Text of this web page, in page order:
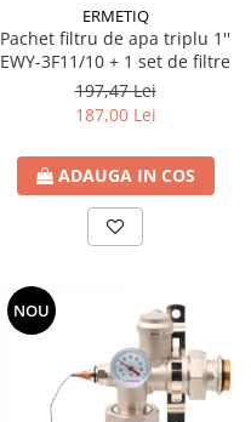
ERMETIQ
Pachet filtru de apa triplu 1''
EWY-3F11/10 + 1 set de filtre
197,47 Lei
187,00 Lei
ADAUGA IN COS
NOU